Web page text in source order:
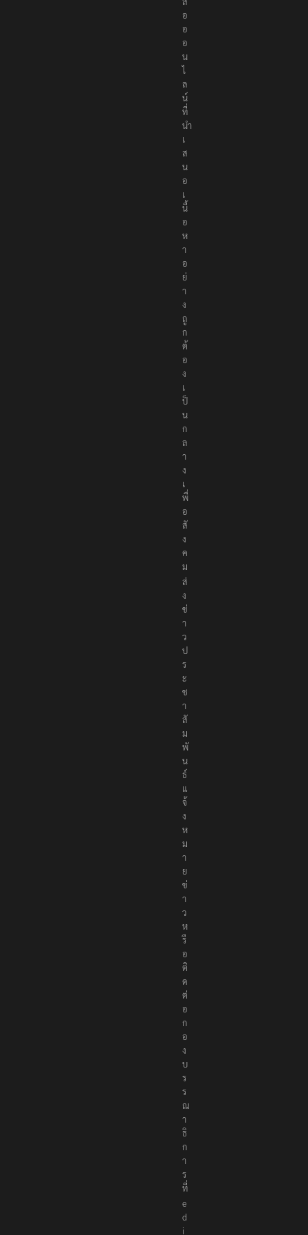
อ
อ
น
ไ
ล
น์
ที่
นำ
เ
ส
น
อ
เ
นื้
อ
ห
า
อ
ย่
า
ง
ถู
ก
ต้
อ
ง
เ
ป็
น
ก
ล
า
ง
เ
พื่
อ
สั
ง
ค
ม
ส่
ง
ข่
า
ว
ป
ร
ะ
ช
า
สั
ม
พั
น
ธ์
แ
จ้
ง
ห
ม
า
ย
ข่
า
ว
ห
รื
อ
ติ
ด
ต่
อ
ก
อ
ง
บ
ร
ร
ณ
า
ธิ
ก
า
ร
ที่
e
d
i
t